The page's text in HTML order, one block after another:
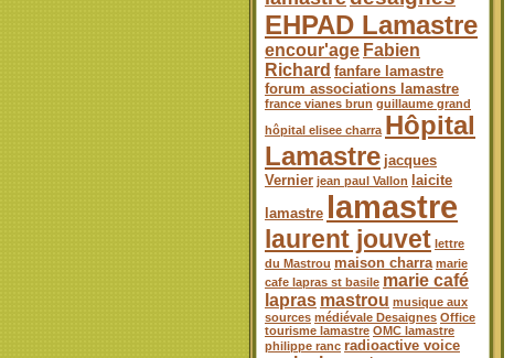
EHPAD Lamastre
encour'age Fabien
Richard fanfare lamastre
forum associations lamastre
france vianes brun guillaume grand
hôpital elisee charra Hôpital
Lamastre jacques
Vernier jean paul Vallon
laicite
lamastre lamastre
laurent jouvet lettre
du Mastrou maison charra marie
cafe lapras st basile marie café
lapras mastrou musique aux
sources médiévale Desaignes Office
tourisme lamastre OMC lamastre
philippe ranc radioactive voice